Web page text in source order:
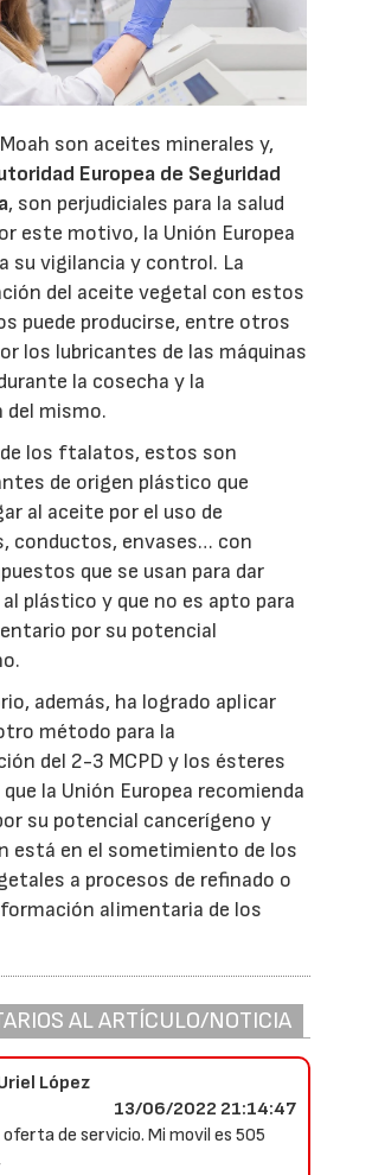
son aceites minerales y,
Europea de Seguridad
, son perjudiciales para la salud
este motivo, la Unión Europea
su vigilancia y control. La
del aceite vegetal con estos
puede producirse, entre otros
los lubricantes de las máquinas
la cosecha y la
del mismo.
de los ftalatos, estos son
de origen plástico que
al aceite por el uso de
conductos, envases… con
que se usan para dar
plástico y que no es apto para
por su potencial
además, ha logrado aplicar
método para la
del 2-3 MCPD y los ésteres
la Unión Europea recomienda
su potencial cancerígeno y
está en el sometimiento de los
a procesos de refinado o
alimentaria de los
AL ARTÍCULO/NOTICIA
López
13/06/2022 21:14:47
oferta de servicio. Mi movil es 505